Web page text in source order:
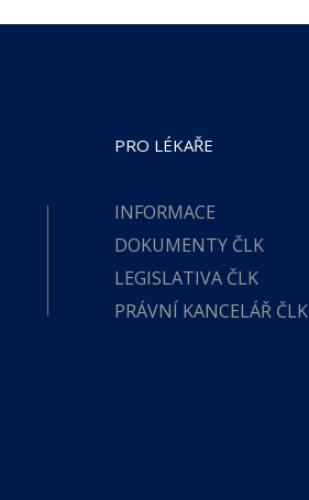
PRO LÉKAŘE
INFORMACE
DOKUMENTY ČLK
LEGISLATIVA ČLK
PRÁVNÍ KANCELÁŘ ČLK